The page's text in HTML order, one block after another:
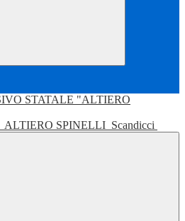
ALTIERO SPINELLI Scandicci